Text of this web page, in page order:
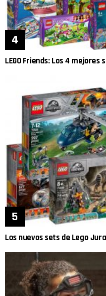
LEGO Friends: Los 4
Los nuevos sets de Lego